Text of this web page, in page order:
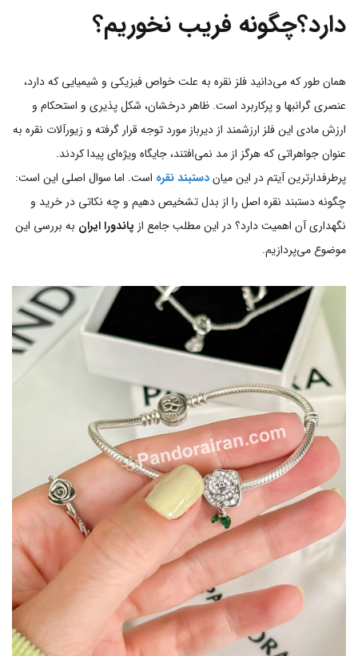
دارد؟چگونه فریب نخوریم؟
همان طور که می‌دانید فلز نقره به علت خواص فیزیکی و شیمیایی که دارد،
عنصری گرانبها و پرکاربرد است. ظاهر درخشان، شکل پذیری و استحکام و
ارزش مادی این فلز ارزشمند از دیرباز مورد توجه قرار گرفته و زیورآلات نقره به
عنوان جواهراتی که هرگز از مد نمی‌افتند، جایگاه ویژه‌ای پیدا کردند.
پرطرفدارترین آیتم در این میاندستبند نقره است. اما سوال اصلی این است:
چگونه دستبند نقره اصل را از بدل تشخیص دهیم و چه نکاتی در خرید و
نگهداری آن اهمیت دارد؟ در این مطلب جامع از پاندورا ایران به بررسی این
موضوع می‌پردازیم.